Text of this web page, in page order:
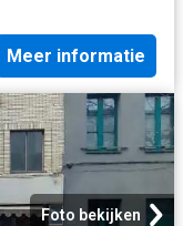
Meer informatie
Foto bekijken